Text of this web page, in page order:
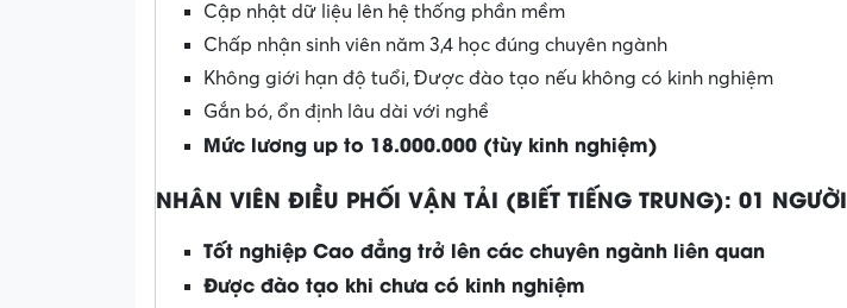
Cập nhật dữ liệu lên hệ thống phần mềm
Chấp nhận sinh viên năm 3,4 học đúng chuyên ngành
Không giới hạn độ tuổi, Được đào tạo nếu không có kinh nghiệm
Gắn bó, ổn định lâu dài với nghề
Mức lương up to 18.000.000 (tùy kinh nghiệm)
NHÂN VIÊN ĐIỀU PHỐI VẬN TẢI (BIẾT TIẾNG TRUNG): 01 NGƯỜI
Tốt nghiệp Cao đẳng trở lên các chuyên ngành liên quan
Được đào tạo khi chưa có kinh nghiệm